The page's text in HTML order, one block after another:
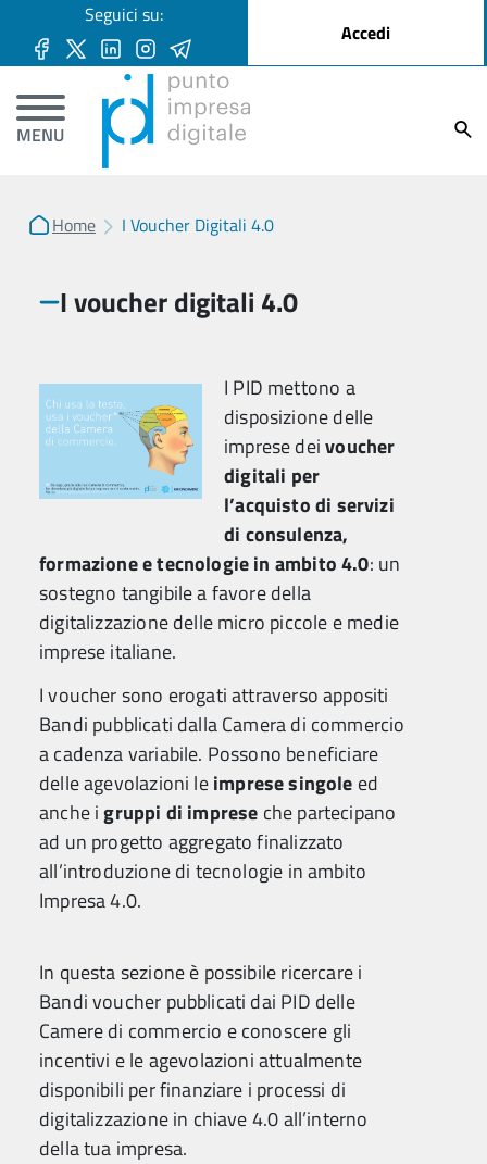
Seguici su: User account menu
Accedi
MENU
Home I Voucher Digitali 4.0
I voucher digitali 4.0
I PID mettono a
disposizione delle
imprese deivoucher
digitali per
l’acquisto di servizi
di consulenza,
formazione e tecnologie in ambito 4.0: un
sostegno tangibile a favore della
digitalizzazione delle micro piccole e medie
imprese italiane.
I voucher sono erogati attraverso appositi
Bandi pubblicati dalla Camera di commercio
a cadenza variabile. Possono beneficiare
delle agevolazioni leimprese singole ed
anche igruppi di imprese che partecipano
ad un progetto aggregato finalizzato
all’introduzione di tecnologie in ambito
Impresa 4.0.
In questa sezione è possibile ricercare i
Bandi voucher pubblicati dai PID delle
Camere di commercio e conoscere gli
incentivi e le agevolazioni attualmente
disponibili per finanziare i processi di
digitalizzazione in chiave 4.0 all’interno
della tua impresa.